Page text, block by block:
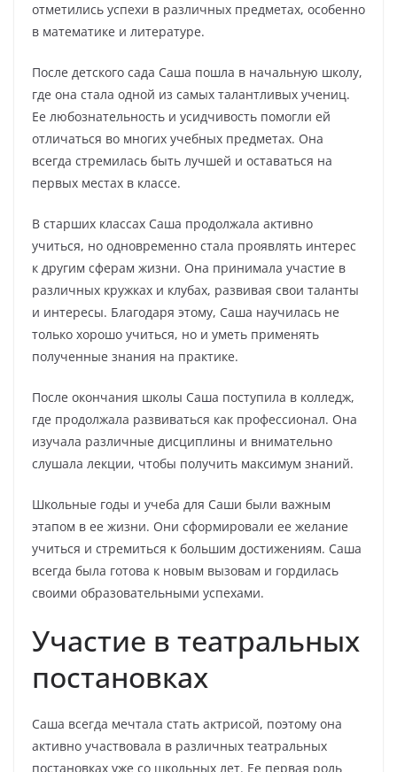
отметились успехи в различных предметах, особенно
в математике и литературе.
После детского сада Саша пошла в начальную школу,
где она стала одной из самых талантливых учениц.
Ее любознательность и усидчивость помогли ей
отличаться во многих учебных предметах. Она
всегда стремилась быть лучшей и оставаться на
первых местах в классе.
В старших классах Саша продолжала активно
учиться, но одновременно стала проявлять интерес
к другим сферам жизни. Она принимала участие в
различных кружках и клубах, развивая свои таланты
и интересы. Благодаря этому, Саша научилась не
только хорошо учиться, но и уметь применять
полученные знания на практике.
После окончания школы Саша поступила в колледж,
где продолжала развиваться как профессионал. Она
изучала различные дисциплины и внимательно
слушала лекции, чтобы получить максимум знаний.
Школьные годы и учеба для Саши были важным
этапом в ее жизни. Они сформировали ее желание
учиться и стремиться к большим достижениям. Саша
всегда была готова к новым вызовам и гордилась
своими образовательными успехами.
Участие в театральных
постановках
Саша всегда мечтала стать актрисой, поэтому она
активно участвовала в различных театральных
постановках уже со школьных лет. Ее первая роль